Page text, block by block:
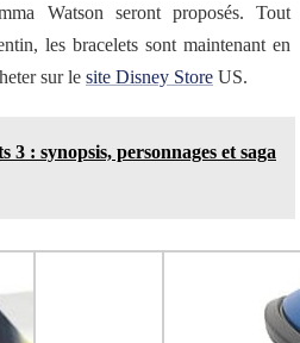
Watson seront proposés. Tout
les bracelets sont maintenant en
sur le site Disney Store US.
3 : synopsis, personnages et saga